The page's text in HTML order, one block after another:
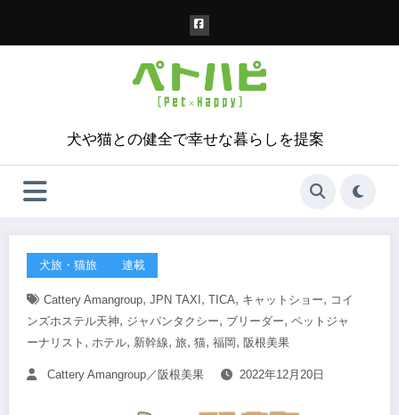
犬や猫との健全で幸せな暮らしを提案
犬旅・猫旅 連載
Cattery Amangroup, JPN TAXI , TICA, キャットショー, コイ
ンズホステル天神, ジャパンタクシー, ブリーダー, ペットジャ
ーナリスト , ホテル, 新幹線, 旅, 猫, 福岡 , 阪根美果
Cattery Amangroup／阪根美果 2022年12月20日